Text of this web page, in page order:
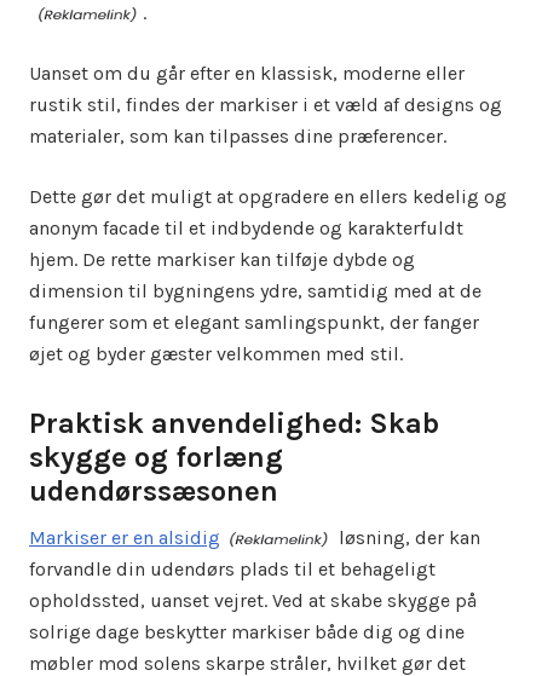
.
Uanset om du går efter en klassisk, moderne eller
rustik stil, findes der markiser i et væld af designs og
materialer, som kan tilpasses dine præferencer.
Dette gør det muligt at opgradere en ellers kedelig og
anonym facade til et indbydende og karakterfuldt
hjem. De rette markiser kan tilføje dybde og
dimension til bygningens ydre, samtidig med at de
fungerer som et elegant samlingspunkt, der fanger
øjet og byder gæster velkommen med stil.
Praktisk anvendelighed: Skab
skygge og forlæng
udendørssæsonen
Markiser er en alsidig
løsning, der kan
forvandle din udendørs plads til et behageligt
opholdssted, uanset vejret. Ved at skabe skygge på
solrige dage beskytter markiser både dig og dine
møbler mod solens skarpe stråler, hvilket gør det